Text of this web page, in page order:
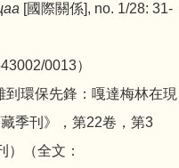
[國際關係], no. 1/28: 31-
0013）
環保先鋒：嘎達梅林在現
季刊》，第22卷，第3
）（全文：